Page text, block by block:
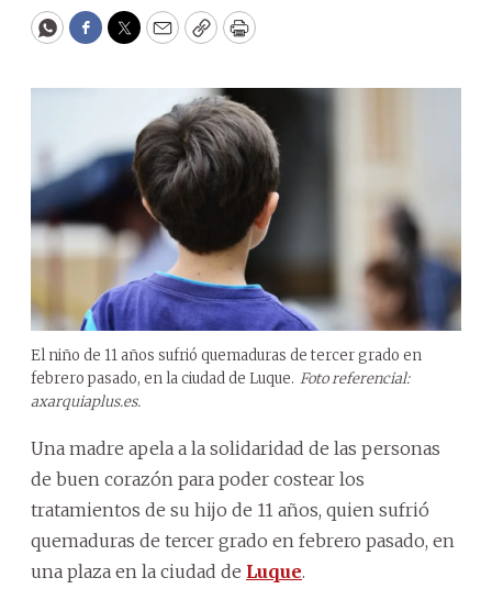
WhatsApp
Facebook
Twitter
EmailCopyPrint
El niño de 11 años sufrió quemaduras de tercer grado en
febrero pasado, en la ciudad de Luque. Foto referencial:
axarquiaplus.es.
Una madre apela a la solidaridad de las personas
de buen corazón para poder costear los
tratamientos de su hijo de 11 años, quien sufrió
quemaduras de tercer grado en febrero pasado, en
una plaza en la ciudad de Luque.